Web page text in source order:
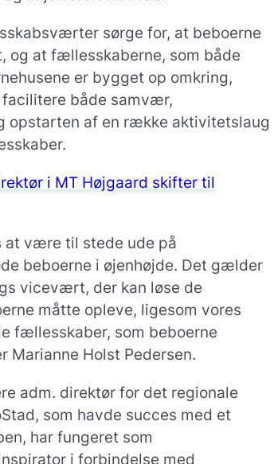
sørge for, at beboerne
og at fællesskaberne, som både
er bygget op omkring,
både samvær,
opstarten af en række aktivitetslaug
i MT Højgaard skifter til
at være til stede ude på
beboerne i øjenhøjde. Det gælder
vicevært, der kan løse de
måtte opleve, ligesom vores
fællesskaber, som beboerne
Marianne Holst Pedersen.
adm. direktør for det regionale
som havde succes med et
har fungeret som
i forbindelse med